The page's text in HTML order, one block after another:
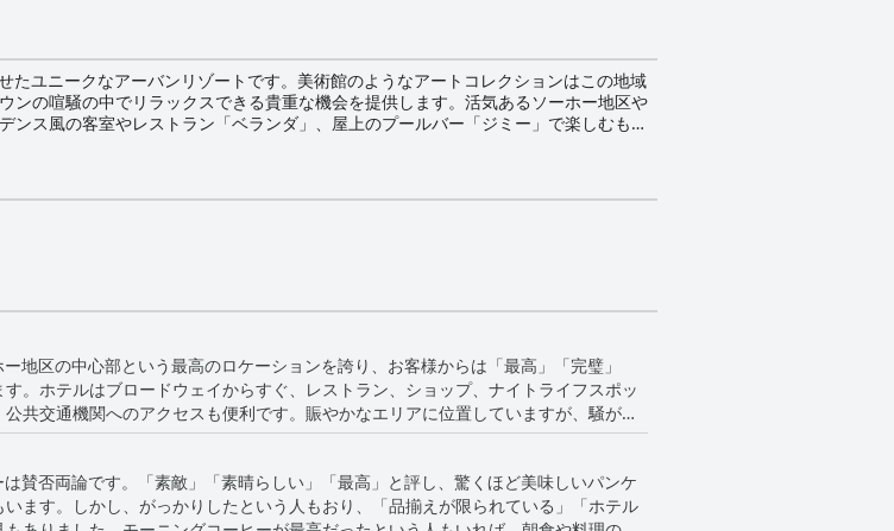
ユニークなアーバンリゾートです。美術館のようなアートコレクションはこの地域
ンの喧騒の中でリラックスできる貴重な機会を提供します。活気あるソーホー地区や
ス風の客室やレストラン「ベランダ」、屋上のプールバー「ジミー」で楽しむもよ
プルフィルターの水など、豪華な設備が整っています。ペントハウスのスイートル
ースが用意されています。 ホテルのシグネチャーレストランで
事をすることができ、年間を通じて屋内と屋外のダイニングをシームレスに行き来
タウン、ウォール街、ハドソン川、イーストリバーにかかる橋などの素晴らしいパ
ナミックな地区のひとつであるソーホ
ング、ショッピング、文化スポットへのアクセスが容易であり、公共交通機関への
ユニークな融合により、ModernHaus SoHoは、ご滞在後もずっと記憶に残るよう
区の中心部という最高のロケーションを誇り、お客様からは「最高」「完璧」
。ホテルはブロードウェイからすぐ、レストラン、ショップ、ナイトライフスポッ
共交通機関へのアクセスも便利です。賑やかなエリアに位置していますが、騒がし
。客室や屋上からの眺めは「素晴らしい」「驚異的」と評されています。内装はス
切なサービスも好評です。ModernHaus SoHoは、ニューヨーク市内の様々なエリ
す。
賛否両論です。「素敵」「素晴らしい」「最高」と評し、驚くほど美味しいパンケ
ます。しかし、がっかりしたという人もおり、「品揃えが限られている」「ホテル